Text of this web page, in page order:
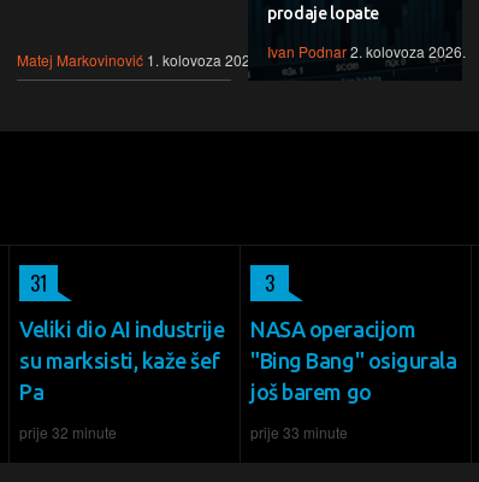
Matej Markovinović 1. kolovoza 2026.
prodaje lopate
Ivan Podnar2. kolovoza 2026.
Veliki dio AI industrije
su marksisti, kaže šef
Pa
prije 32 minute
31
NASA operacijom
"Bing Bang" osigurala
još barem go
prije 33 minute
3